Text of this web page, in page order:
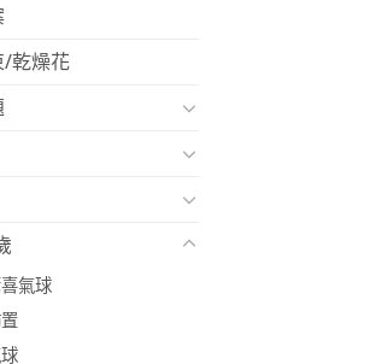
/乾燥花
氣球